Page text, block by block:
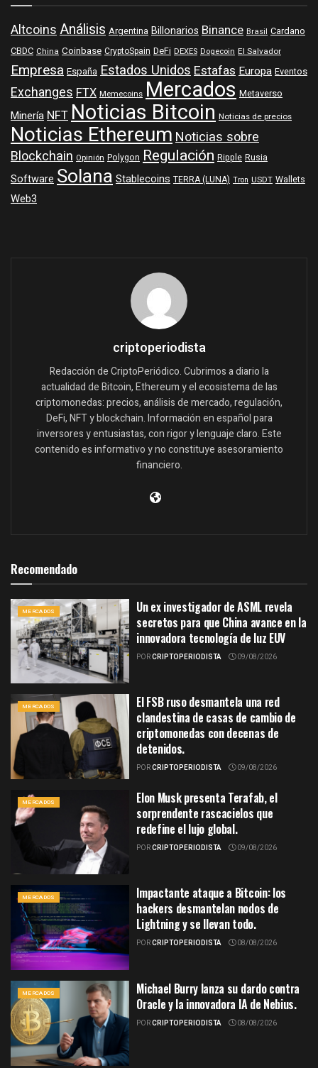
Altcoins Análisis Argentina Billonarios Binance Brasil Cardano
CBDC China Coinbase CryptoSpain DeFi DEXES Dogecoin El Salvador
Empresa España Estados Unidos Estafas Europa Eventos
Exchanges FTX Memecoins Mercados Metaverso
MineríaNFTNoticias Bitcoin Noticias de precios
Noticias EthereumNoticias sobre
Blockchain Opinión Polygon Regulación Ripple Rusia
Software SolanaStablecoins TERRA (LUNA) Tron USDT Wallets
Web3
criptoperiodista
Redacción de CriptoPeriódico. Cubrimos a diario la
actualidad de Bitcoin, Ethereum y el ecosistema de las
criptomonedas: precios, análisis de mercado, regulación,
DeFi, NFT y blockchain. Información en español para
inversores y entusiastas, con rigor y lenguaje claro. Este
contenido es informativo y no constituye asesoramiento
financiero.
Recomendado
MERCADOS
Un ex investigador de ASML revela
secretos para que China avance en la
innovadora tecnología de luz EUV
PORCRIPTOPERIODISTA 09/08/2026
MERCADOS
El FSB ruso desmantela una red
clandestina de casas de cambio de
criptomonedas con decenas de
detenidos.
PORCRIPTOPERIODISTA 09/08/2026
MERCADOS
Elon Musk presenta Terafab, el
sorprendente rascacielos que
redefine el lujo global.
PORCRIPTOPERIODISTA 09/08/2026
MERCADOS
Impactante ataque a Bitcoin: los
hackers desmantelan nodos de
Lightning y se llevan todo.
PORCRIPTOPERIODISTA 08/08/2026
MERCADOS
Michael Burry lanza su dardo contra
Oracle y la innovadora IA de Nebius.
PORCRIPTOPERIODISTA 08/08/2026